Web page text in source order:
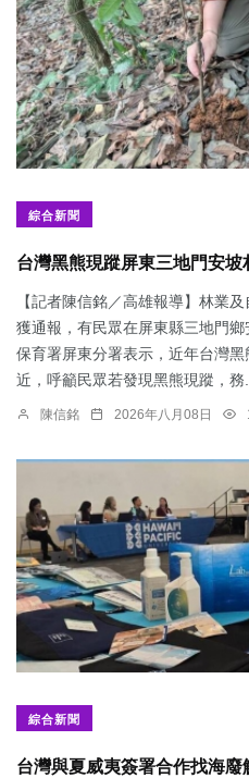
綜合新聞
台灣黑熊現蹤屏東三地門安坡
【記者陳信銘／高雄報導】林業
獲通報，有民眾在屏東縣三地門
保育署屏東分署表示，近年台灣
近，呼籲民眾若發現黑熊現蹤，務
陳信銘 2026年八月08日
綜合新聞
台灣與夏威夷簽署合作找海廢